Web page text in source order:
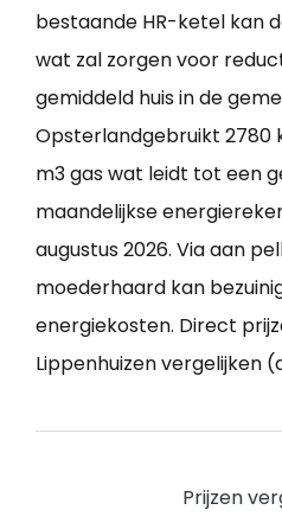
bestaande HR-ketel kan
wat zal zorgen voor
gemiddeld huis in de
Opsterlandgebruikt 2780
m3 gas wat leidt tot een
maandelijkse
augustus 2026. Via aan
moederhaard kan
energiekosten. Direct
Lippenhuizen vergelijken
Prijzen